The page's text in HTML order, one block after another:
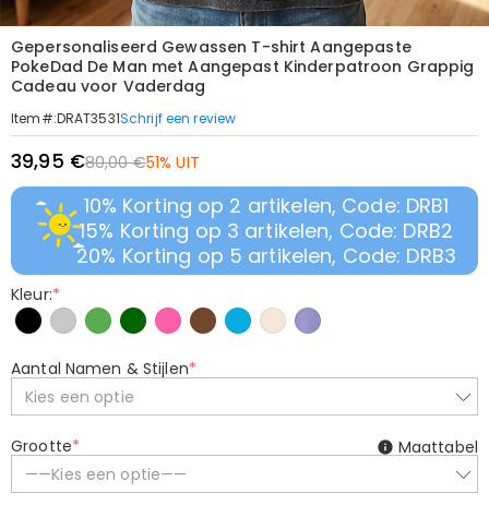
Gepersonaliseerd Gewassen T-shirt Aangepaste
PokeDad De Man met Aangepast Kinderpatroon Grappig
Cadeau voor Vaderdag
Item#:DRAT3531Schrijf een review
39,95 €80,00 €51% UIT
10% Korting op 2 artikelen, Code: DRB1
15% Korting op 3 artikelen, Code: DRB2
20% Korting op 5 artikelen, Code: DRB3
Kleur:*
Aantal Namen & Stijlen*
Kies een optie
Grootte*
——Kies een optie——
Maattabel